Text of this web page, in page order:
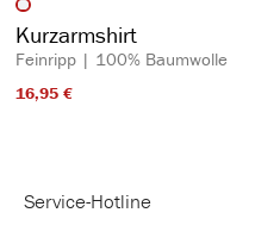
Artikelfarbe
Kurzarmshirt
Feinripp | 100% Baumwolle
16,95 €​
Service-Hotline